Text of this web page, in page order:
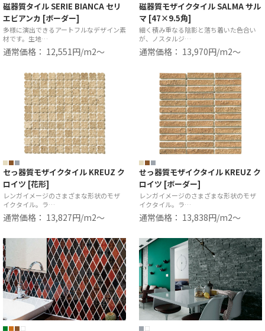
磁器質タイル SERIE BIANCA セリ
エビアンカ [ボーダー]
多様に演出できるアートフルなデザイン素
材です。生地…
通常価格： 12,551円/m2〜
磁器質モザイクタイル SALMA サル
マ [47×9.5角]
細く積み重なる陰影と落ち着いた色合い
が、ノスタルジ…
通常価格： 13,970円/m2〜
セっ器質モザイクタイル KREUZ ク
ロイツ [花形]
レンガイメージのさまざまな形状のモザ
イクタイル。ラ…
通常価格： 13,827円/m2〜
せっ器質モザイクタイル KREUZ ク
ロイツ [ボーダー]
レンガイメージのさまざまな形状のモザ
イクタイル。ラ…
通常価格： 13,838円/m2〜